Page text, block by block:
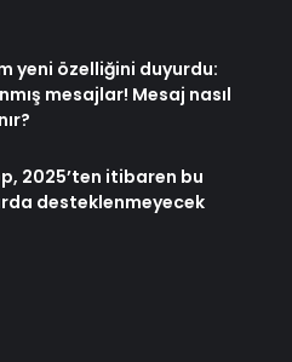
yeni özelliğini duyurdu:
mesajlar! Mesaj nasıl
2025’ten itibaren bu
desteklenmeyecek